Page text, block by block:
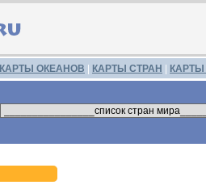
КАРТЫ ОКЕАНОВ КАРТЫ СТРАН